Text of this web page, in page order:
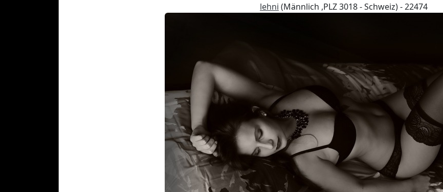
lehni (Männlich ,PLZ 3018 - Schweiz) - 22474